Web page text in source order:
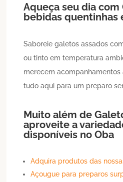
Aqueça seu dia com
bebidas quentinhas
Saboreie galetos assados
ou tinto em temperatura
merecem
tudo aqui para um preparo
Muito além de
aproveite a
disponíveis no Oba
Adquira produtos das
Açougue para preparos